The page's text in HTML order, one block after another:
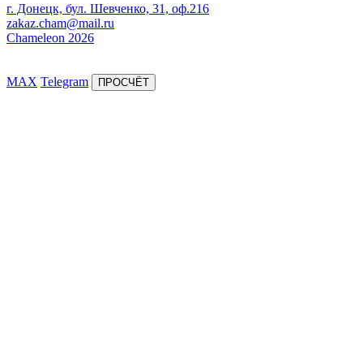
г. Донецк, бул. Шевченко, 31, оф.216
zakaz.cham@mail.ru
Chameleon 2026
MAX Telegram ПРОСЧЁТ